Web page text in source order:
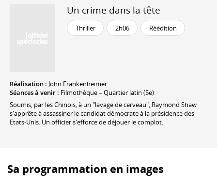
Un crime dans la tête
Thriller 2h06 Réédition
Réalisation : John Frankenheimer
Séances à venir : Filmothèque – Quartier latin (5e)
Soumis, par les Chinois, à un "lavage de cerveau", Raymond Shaw
s'apprête à assassiner le candidat démocrate à la présidence des
Etats-Unis. Un officier s'efforce de déjouer le complot.
Sa programmation en images